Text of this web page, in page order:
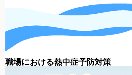
職場における熱中症予防対策